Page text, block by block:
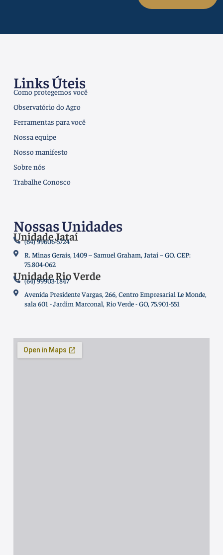
Links Úteis
Como protegemos você
Observatório do Agro
Ferramentas para você
Nossa equipe
Nosso manifesto
Sobre nós
Trabalhe Conosco
Nossas Unidades
Unidade Jataí
(64) 99606-5724
R. Minas Gerais, 1409 – Samuel Graham, Jataí – GO. CEP:
75.804-062
Unidade Rio Verde
(64) 99903-1847
Avenida Presidente Vargas, 266, Centro Empresarial Le Monde,
sala 601 - Jardim Marconal, Rio Verde - GO, 75.901-551